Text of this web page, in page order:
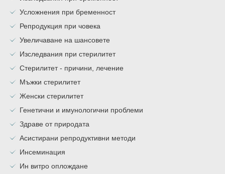
Усложнения при бременност
Репродукция при човека
Увеличаване на шансовете
Изследвания при стерилитет
Стерилитет - причини, лечение
Мъжки стерилитет
Женски стерилитет
Генетични и имунологични проблеми
Здраве от природата
Асистирани репродуктивни методи
Инсеминация
Ин витро оплождане